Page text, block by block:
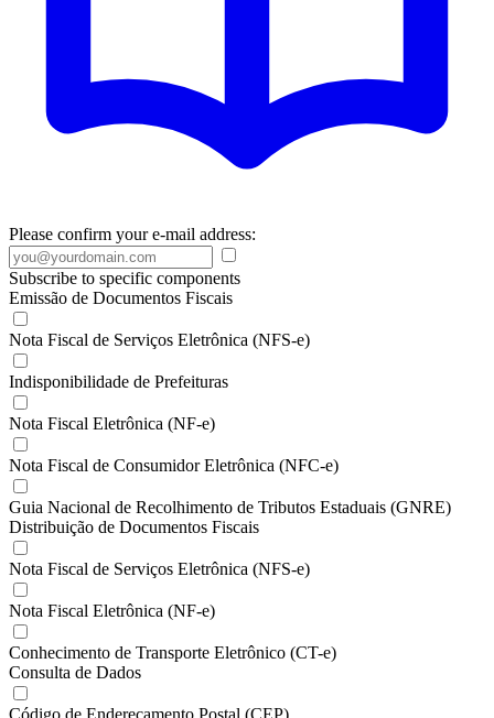
Please confirm your e-mail address:
Subscribe to specific components
Emissão de Documentos Fiscais
Nota Fiscal de Serviços Eletrônica (NFS-e)
Indisponibilidade de Prefeituras
Nota Fiscal Eletrônica (NF-e)
Nota Fiscal de Consumidor Eletrônica (NFC-e)
Guia Nacional de Recolhimento de Tributos Estaduais (GNRE)
Distribuição de Documentos Fiscais
Nota Fiscal de Serviços Eletrônica (NFS-e)
Nota Fiscal Eletrônica (NF-e)
Conhecimento de Transporte Eletrônico (CT-e)
Consulta de Dados
Código de Endereçamento Postal (CEP)